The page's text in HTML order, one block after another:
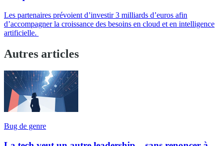
Les partenaires prévoient d’investir 3 milliards d’euros afin
d’accompagner la croissance des besoins en cloud et en intelligence
artificielle.
Autres articles
Bug de genre